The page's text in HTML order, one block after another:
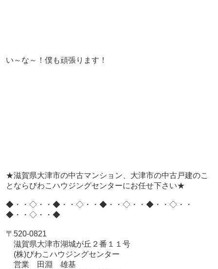
い～な～！僕も頑張ります！
★滋賀県大津市の中古マンション、大津市の中古戸建のこ
とならびわこハウジングセンターにお任せ下さい★
◆・・◇・・◆・・◇・・◆・・◇・・◆・・◇・・
◆・・◇・・◆
〒520-0821
滋賀県大津市湖城が丘２番１１号
(株)びわこハウジングセンター
営業 田淵 雄基